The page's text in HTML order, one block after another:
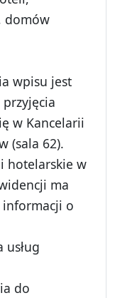
domów
wpisu jest
w Kancelarii
(sala 62).
hotelarskie w
ma
informacji o
usług
do